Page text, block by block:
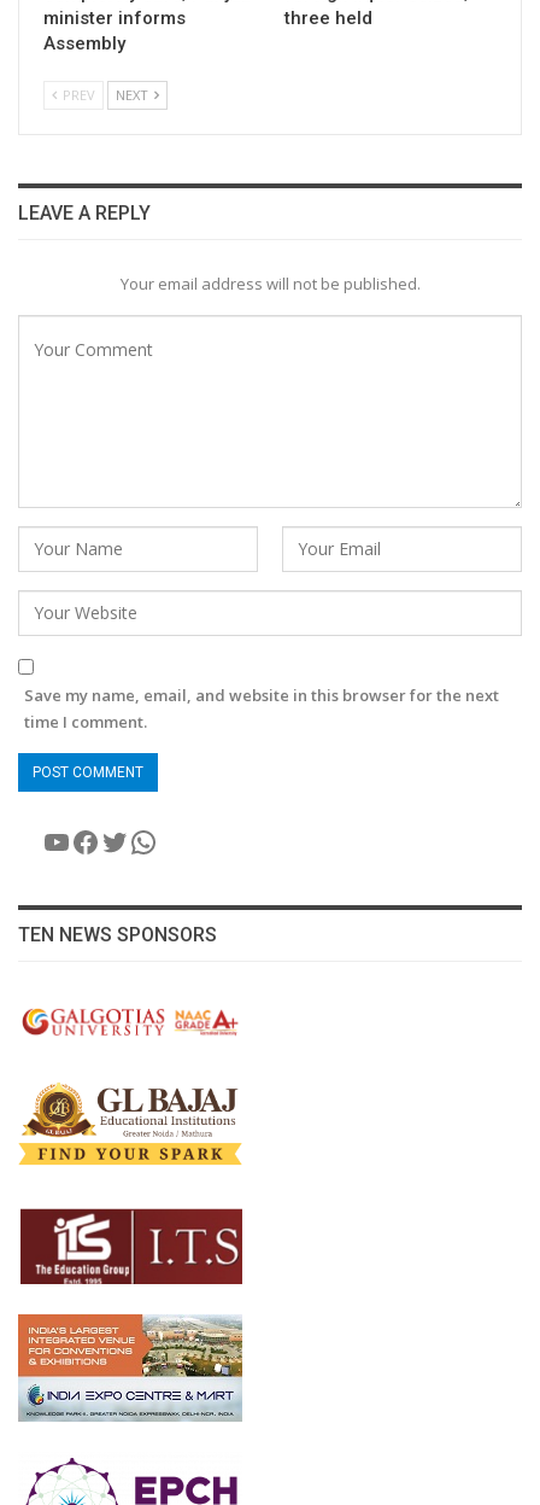
minister informs
Assembly
three held
PREV NEXT
LEAVE A REPLY
Your email address will not be published.
Save my name, email, and website in this browser for the next
time I comment.
YouTube
Facebook
Twitter
WhatsApp
TEN NEWS SPONSORS